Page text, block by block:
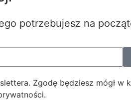
potrzebujesz na
Zgodę będziesz mógł w